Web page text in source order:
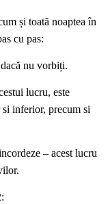
și toată noaptea în
cu pas:
nu vorbiți.
lucru, este
inferior, precum si
– acest lucru